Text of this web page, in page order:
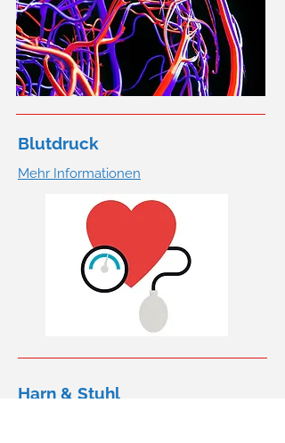
Blutdruck
Mehr Informationen
Harn & Stuhl